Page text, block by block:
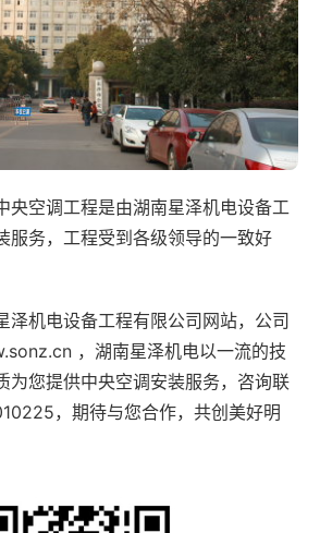
央空调工程是由湖南星泽机电设备工
服务，工程受到各级领导的一致好
泽机电设备工程有限公司网站，公司
，湖南星泽机电以一流的技
为您提供中央空调安装服务，咨询联
，期待与您合作，共创美好明